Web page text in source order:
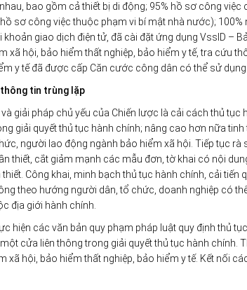
bao gồm cả thiết bị di động; 95% hồ sơ công
sơ công việc thuộc phạm vi bí mật nhà nước);
khoản giao dịch điện tử, đã cài đặt ứng dụng VssID –
xã hội, bảo hiểm thất nghiệp, bảo hiểm y tế, tra cứu
y tế đã được cấp Căn cước công dân có thể sử
tin trùng lặp
giải pháp chủ yếu của Chiến lược là cải cách thủ
giải quyết thủ tục hành chính; nâng cao hơn nữa
người lao động ngành bảo hiểm xã hội. Tiếp tục
thiết, cắt giảm mạnh các mẫu đơn, tờ khai có nội
Công khai, minh bạch thủ tục hành chính, cải tiến
theo hướng người dân, tổ chức, doanh nghiệp có
địa giới hành chính.
hiện các văn bản quy phạm pháp luật quy định thủ
cửa liên thông trong giải quyết thủ tục hành chính.
xã hội, bảo hiểm thất nghiệp, bảo hiểm y tế. Kết nối